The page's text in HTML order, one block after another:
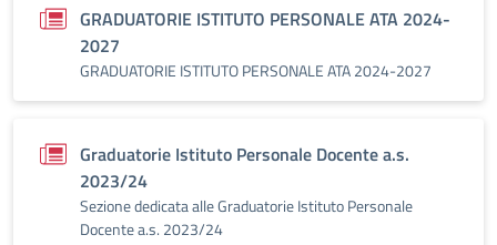
GRADUATORIE ISTITUTO PERSONALE ATA 2024-
2027
GRADUATORIE ISTITUTO PERSONALE ATA 2024-2027
Graduatorie Istituto Personale Docente a.s.
2023/24
Sezione dedicata alle Graduatorie Istituto Personale
Docente a.s. 2023/24